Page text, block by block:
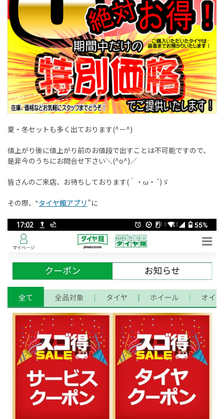
夏・冬セットも多く出ております(^－^)
値上がり後に値上がり前のお値段で出すことは不可能ですので、
是非今のうちにお問合せ下さい＼(^o^)／
皆さんのご来店、お待ちしております(｀・ω・´)ゞ
その際、‶タイヤ館アプリ ”に